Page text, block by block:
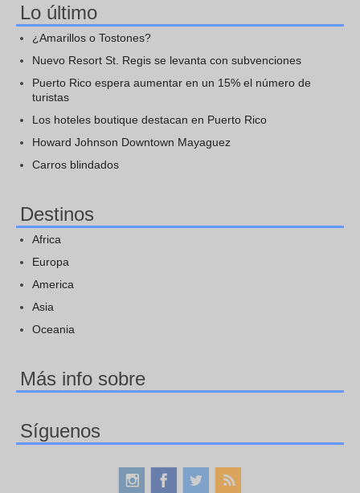
Lo último
¿Amarillos o Tostones?
Nuevo Resort St. Regis se levanta con subvenciones
Puerto Rico espera aumentar en un 15% el número de
turistas
Los hoteles boutique destacan en Puerto Rico
Howard Johnson Downtown Mayaguez
Carros blindados
Destinos
Africa
Europa
America
Asia
Oceania
Más info sobre
Síguenos